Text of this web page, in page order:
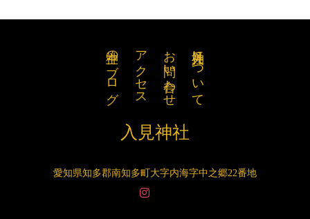
入見神社について
お問い合わせ
アクセス
神主のブログ
入見神社
愛知県知多郡南知多町大字内海字中之郷22番地